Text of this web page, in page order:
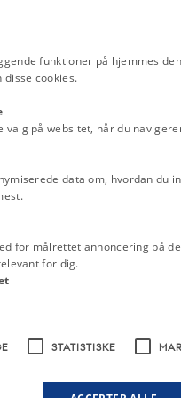
organisationer –
række forskellige
koncentreret om særligt
og fra midten af
grad at målrette bistanden mod de
i 1980’erne, hvor nye
Danmark begyndte i denne
i udviklingslandene,
funktioner på
disse cookies.
valg på websitet, når du
data om, hvordan du
for målrettet annoncering på
for dig.
STATISTISKE